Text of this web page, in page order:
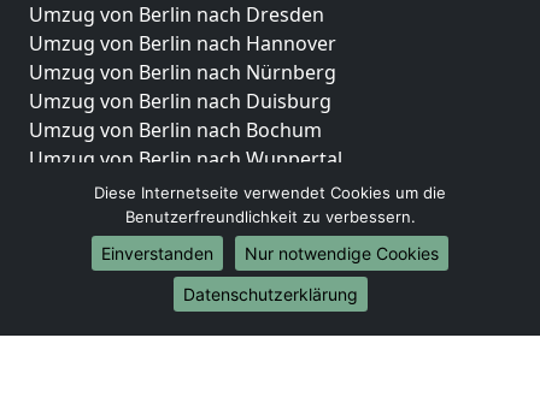
Umzug von Berlin nach Dresden
Umzug von Berlin nach Hannover
Umzug von Berlin nach Nürnberg
Umzug von Berlin nach Duisburg
Umzug von Berlin nach Bochum
Umzug von Berlin nach Wuppertal
Umzug von Berlin nach Bielefeld
Umzug von Berlin nach Bonn
Umzug von Berlin nach Münster
Internationale-Umzüge
Umzug von Berlin nach Brasilien
Diese Internetseite verwendet Cookies um die
Benutzerfreundlichkeit zu verbessern.
Einverstanden
Nur notwendige Cookies
Datenschutzerklärung